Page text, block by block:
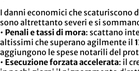
I danni economici che scaturiscono
sono altrettanto severi e si
• Penali e tassi di mora: scattano
altissimi che superano agilmente il
aggiungono le spese notarili del
• Esecuzione forzata accelerata: il